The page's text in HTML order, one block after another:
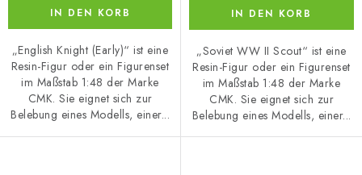
IN DEN KORB
„English Knight (Early)“ ist eine
Resin-Figur oder ein Figurenset
im Maßstab 1:48 der Marke
CMK. Sie eignet sich zur
Belebung eines Modells, einer...
IN DEN KORB
„Soviet WW II Scout“ ist eine
Resin-Figur oder ein Figurenset
im Maßstab 1:48 der Marke
CMK. Sie eignet sich zur
Belebung eines Modells, einer...